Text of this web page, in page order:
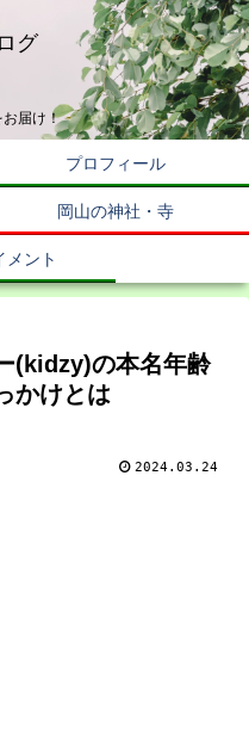
グ
お届け！
プロフィール
岡山の神社・寺
メント
(kidzy)の本名年齢
かけとは
2024.03.24